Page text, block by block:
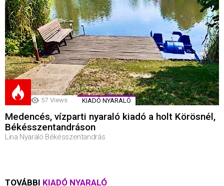
57 Views KIADÓ NYARALÓ
Medencés, vízparti nyaraló kiadó a holt Körösnél,
Békésszentandráson
Lina Nyaraló Békésszentandrás
TOVÁBBI KIADÓ NYARALÓ